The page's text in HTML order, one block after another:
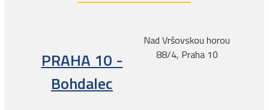
PRAHA 10 -
Bohdalec
Nad Vršovskou horou
88/4, Praha 10